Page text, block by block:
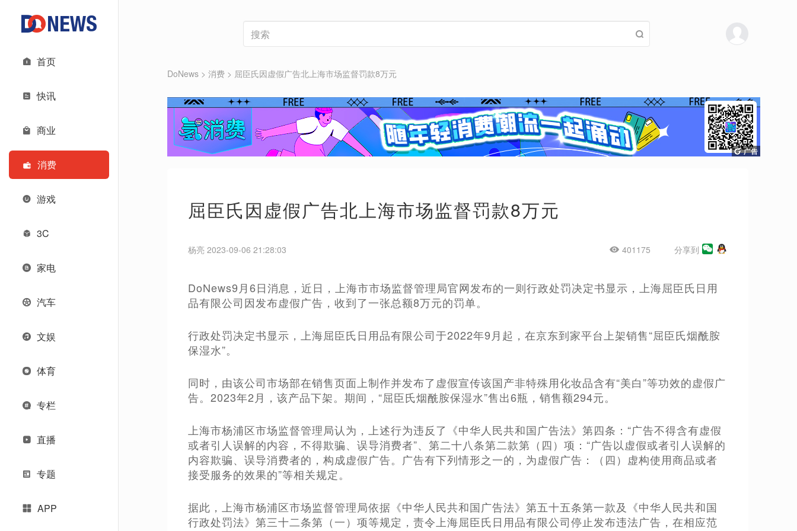
首页
快讯
商业
消费
游戏
3C
家电
汽车
文娱
体育
专栏
直播
专题
APP
DoNews > 消费 > 屈臣氏因虚假广告北上海市场监督罚款8万元
屈臣氏因虚假广告北上海市场监督罚款8万元
杨亮 2023-09-06 21:28:03 401175 分享到
DoNews9月6日消息，近日，上海市市场监督管理局官网发布的一则行政处罚决定书显示，上海屈臣氏日用
品有限公司因发布虚假广告，收到了一张总额8万元的罚单。
行政处罚决定书显示，上海屈臣氏日用品有限公司于2022年9月起，在京东到家平台上架销售“屈臣氏烟酰胺
保湿水”。
同时，由该公司市场部在销售页面上制作并发布了虚假宣传该国产非特殊用化妆品含有“美白”等功效的虚假广
告。2023年2月，该产品下架。期间，“屈臣氏烟酰胺保湿水”售出6瓶，销售额294元。
上海市杨浦区市场监督管理局认为，上述行为违反了《中华人民共和国广告法》第四条：“广告不得含有虚假
或者引人误解的内容，不得欺骗、误导消费者”、第二十八条第二款第（四）项：“广告以虚假或者引人误解的
内容欺骗、误导消费者的，构成虚假广告。广告有下列情形之一的，为虚假广告：（四）虚构使用商品或者
接受服务的效果的”等相关规定。
据此，上海市杨浦区市场监督管理局依据《中华人民共和国广告法》第五十五条第一款及《中华人民共和国
行政处罚法》第三十二条第（一）项等规定，责令上海屈臣氏日用品有限公司停止发布违法广告，在相应范